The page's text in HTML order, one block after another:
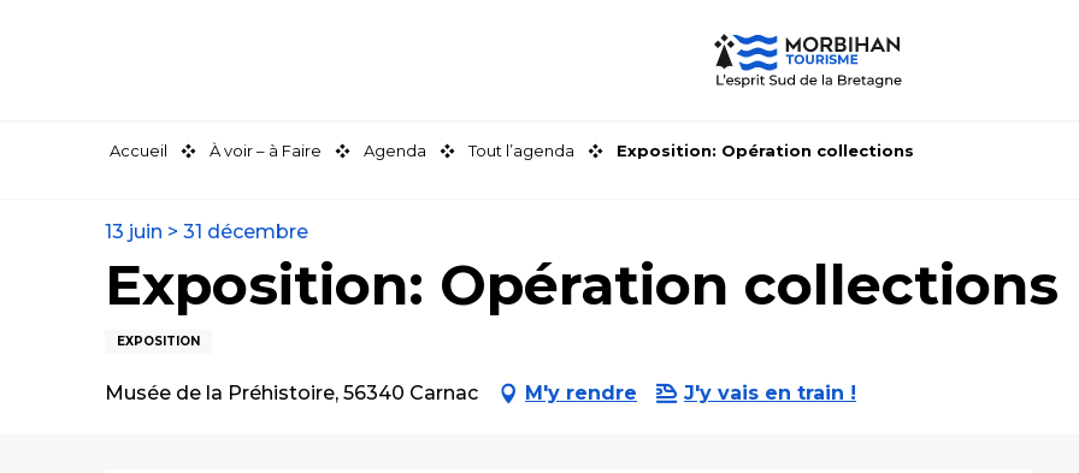
Accueil À voir – à Faire Agenda Tout l’agenda Exposition: Opération collections
13 juin > 31 décembre
Exposition: Opération collections
EXPOSITION
Musée de la Préhistoire, 56340 Carnac M'y rendre J'y vais en train !